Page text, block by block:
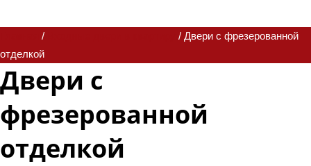
/
/ Двери с фрезерованной
отделкой
Двери с
фрезерованной
отделкой